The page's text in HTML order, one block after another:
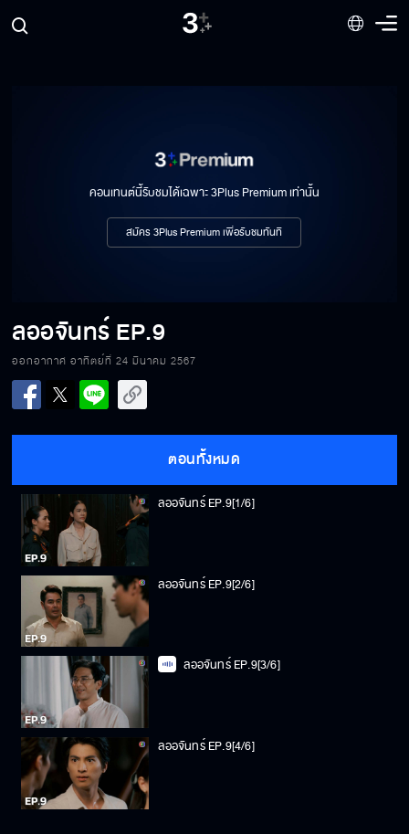
คอนเทนต์นี้รับชมได้เฉพาะ 3Plus Premium เท่านั้น
สมัคร 3Plus Premium เพื่อรับชมทันที
ลออจันทร์EP.9
ออกอากาศ อาทิตย์ที่ 24 มีนาคม 2567
ตอนทั้งหมด
ลออจันทร์ EP.9[1/6]
ลออจันทร์ EP.9[2/6]
ลออจันทร์ EP.9[3/6]
ลออจันทร์ EP.9[4/6]